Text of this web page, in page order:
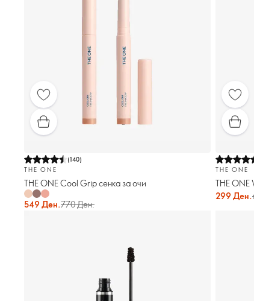
(140)
THE ONE
THE ONE Cool Grip сенка за очи
549 Ден.770 Ден.
THE ONE
THE ONE
299 Ден.